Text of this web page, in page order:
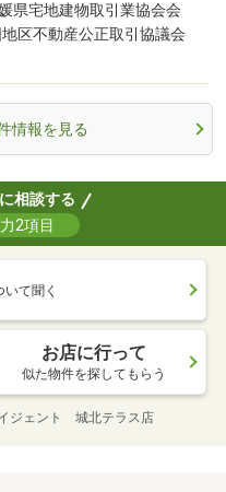
県宅地建物取引業協会会
区不動産公正取引協議会
情報を見る
相談する
2項目
いて聞く
お店に行って
似た物件を探してもらう
イジェント 城北テラス店